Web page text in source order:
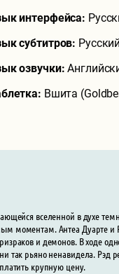
интерфейса:
субтитров:
озвучки:
Вшита
вселенной в духе
моментам. Антеа Дуарте
и демонов. В ходе
так рьяно ненавидела. Рэд
крупную цену.